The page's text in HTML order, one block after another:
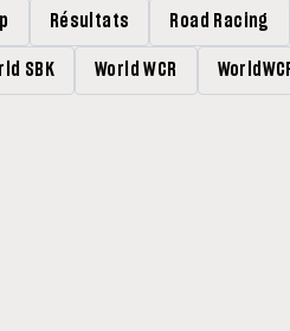
Résultats Road Racing
SBK World WCR